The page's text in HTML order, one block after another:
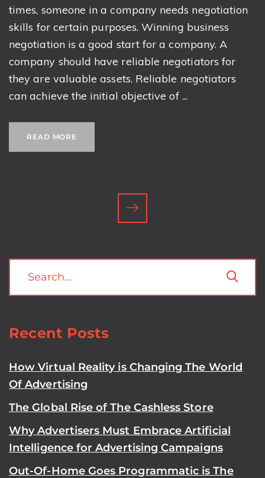
times, someone in a company needs negotiation
skills for certain purposes. Winning business
negotiation is a good start for a company. A
company should have reliable negotiators for
they are valuable assets. Reliable negotiators
can achieve the initial objective of ...
READ MORE
Recent Posts
How Virtual Reality is Changing The World
Of Advertising
The Global Rise of The Cashless Store
Why Advertisers Must Embrace Artificial
Intelligence for Advertising Campaigns
Out-Of-Home Goes Programmatic is The